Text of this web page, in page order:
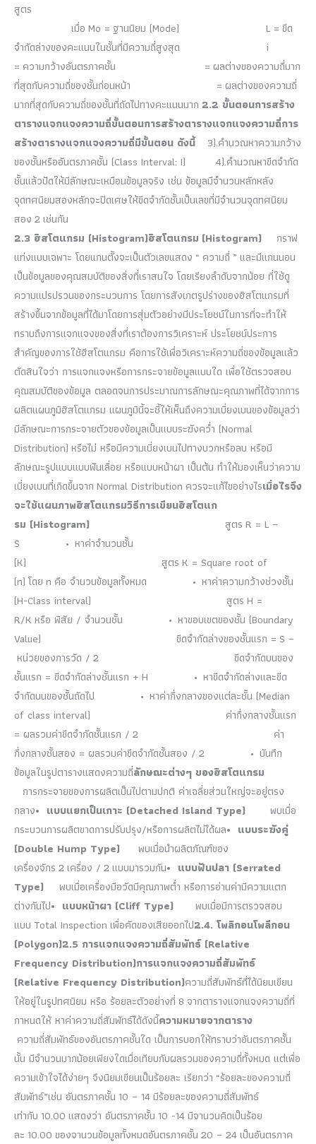
สูตร
เมื่อ Mo = ฐานนิยม (Mode) L = ขีด
จำกัดล่างของคะแนนในชั้นที่มีความถี่สูงสุด i
= ความกว้างอันตรภาคชั้น = ผลต่างของความถี่มาก
ที่สุดกับความถี่ของชั้นก่อนหน้า = ผลต่างของความถี่
มากที่สุดกับความถี่ของชั้นที่ถัดไปทางคะแนนมาก 2.2 ขั้นตอนการสร้าง
ตารางแจกแจงความถี่ขั้นตอนการสร้างตารางแจกแจงความถี่การ
สร้างตารางแจกแจงความถี่มีขั้นตอน ดังนี้3).คำนวณหาความกว้าง
ของชั้นหรืออันตรภาคชั้น (Class Interval: I) 4).คำนวณหาขีดจำกัด
ชั้นแล้วปัดให้มีลักษณะเหมือนข้อมูลจริง เช่น ข้อมูลมีจำนวนหลักหลัง
จุดทศนิยมสองหลักจะปิดเศษให้ขีดจำกัดชั้นเป็นเลขที่มีจำนวนจุดทศนิยม
สอง 2 เช่นกัน
2.3 ฮิสโตแกรม (Histogram)ฮิสโตแกรม (Histogram)
กราฟ
แท่งแบบเฉพาะ โดยแกนตั้งจะเป็นตัวเลขแสดง “ ความถี่ ” และมีแกนนอน
เป็นข้อมูลของคุณสมบัติของสิ่งที่เราสนใจ โดยเรียงลำดับจากน้อย ที่ใช้ดู
ความแปรปรวนของกระบวนการ โดยการสังเกตรูปร่างของฮิสโตแกรมที่
สร้างขึ้นจากข้อมูลที่ได้มาโดยการสุ่มตัวอย่างมีประโยชน์ในการที่จะทำให้
ทราบถึงการแจกแจงของสิ่งที่เราต้องการวิเคราะห์ ประโยชน์ประการ
สำคัญของการใช้ฮีสโตแกรม คือการใช้เพื่อวิเคราะห์ความถี่ของข้อมูลแล้ว
ตัดสินใจว่า การแจกแจงหรือการกระจายข้อมูลแบบใด เพื่อใช้ตรวจสอบ
คุณสมบัติของข้อมูล ตลอดจนการประมาณการลักษณะคุณภาพที่ได้จากการ
ผลิตแผนภูมิฮิสโตแกรม แผนภูมินี้จะชี้ให้เห็นถึงความเบี่ยงเบนของข้อมูลว่า
มีลักษณะการกระจายตัวของข้อมูลเป็นแบบระฆังคว่ำ (Normal
Distribution) หรือไม่ หรือมีความเบี่ยงเบนไปทางบวกหรือลบ หรือมี
ลักษณะรูปแบบแบบฟันเลื่อย หรือแบบหน้าผา เป็นต้น ทำให้มองเห็นว่าความ
เบี่ยงเบนที่เกิดขึ้นจาก Normal Distribution ควรจะแก้ไขอย่างไรเมื่อไรจึง
จะใช้แผนภาพฮิสโตแกรมวิธีการเขียนฮิสโตแก
รม (Histogram) สูตร R = L –
S • หาค่าจำนวนชั้น
(K) สูตร K = Square root of
(n) โดย n คือ จำนวนข้อมูลทั้งหมด • หาค่าความกว้างช่วงชั้น
(H-Class interval) สูตร H =
R/K หรือ พิสัย / จำนวนชั้น • หาขอบเขตของชั้น (Boundary
Value) ขีดจำกัดล่างของชั้นแรก = S –
หน่วยของการวัด / 2 ขีดจำกัดบนของ
ชั้นแรก = ขีดจำกัดล่างชั้นแรก + H • หาขีดจำกัดล่างและขีด
จำกัดบนของชั้นถัดไป • หาค่ากึ่งกลางของแต่ละชั้น (Median
of class interval) ค่ากึ่งกลางชั้นแรก
= ผลรวมค่าขีดจำกัดชั้นแรก / 2 ค่า
กึ่งกลางชั้นสอง = ผลรวมค่าขีดจำกัดชั้นสอง / 2 • บันทึก
ข้อมูลในรูปตารางแสดงความถี่ลักษณะต่างๆ ของฮิสโตแกรม
การกระจายของการผลิตเป็นไปตามปกติ ค่าเฉลี่ยส่วนใหญ่จะอยู่ตรง
กลาง• แบบแยกเป็นเกาะ (Detached Island Type)
พบเมื่อ
กระบวนการผลิตขาดการปรับปรุง/หรือการผลิตไม่ได้ผล• แบบระฆังคู่
(Double Hump Type)
พบเมื่อนำผลิตภัณฑ์ของ
เครื่องจักร 2 เครื่อง / 2 แบบมารวมกัน• แบบฟันปลา (Serrated
Type)
พบเมื่อเครื่องมือวัดมีคุณภาพต่ำ หรือการอ่านค่ามีความแตก
ต่างกันไป• แบบหน้าผา (Cliff Type)
พบเมื่อมีการตรวจสอบ
แบบ Total Inspection เพื่อคัดของเสียออกไป2.4. โพลิกอนโพลีกอน
(Polygon)2.5 การแจกแจงความถี่สัมพัทธ์ (Relative
Frequency Distribution)การแจกแจงความถี่สัมพัทธ์
(Relative Frequency Distribution)ความถี่สัมพัทธ์ที่ได้นิยมเขียน
ให้อยู่ในรูปทศนิยม หรือ ร้อยละตัวอย่างที่ 8 จากตารางแจกแจงความถี่ที่
กาหนดให้ หาค่าความถี่สัมพัทธ์ได้ดังนี้ความหมายจากตาราง
ความถี่สัมพัทธ์ของอันตรภาคชั้นใด เป็นการบอกให้ทราบว่าอันตรภาคชั้น
นั้น มีจำนวนมากน้อยเพียงใดเมื่อเทียบกับผลรวมของความถี่ทั้งหมด แต่เพื่อ
ความเข้าใจได้ง่ายๆ จึงนิยมเขียนเป็นร้อยละ เรียกว่า “ร้อยละของความถี่
สัมพัทธ์”เช่น อันตรภาคชั้น 10 – 14 มีร้อยละของความถี่สัมพัทธ์
เท่ากับ 10.00 แสดงว่า อันตรภาคชั้น 10 -14 มีจานวนคิดเป็นร้อย
ละ 10.00 ของจานวนข้อมูลทั้งหมดอันตรภาคชั้น 20 – 24 เป็นอันตรภาค